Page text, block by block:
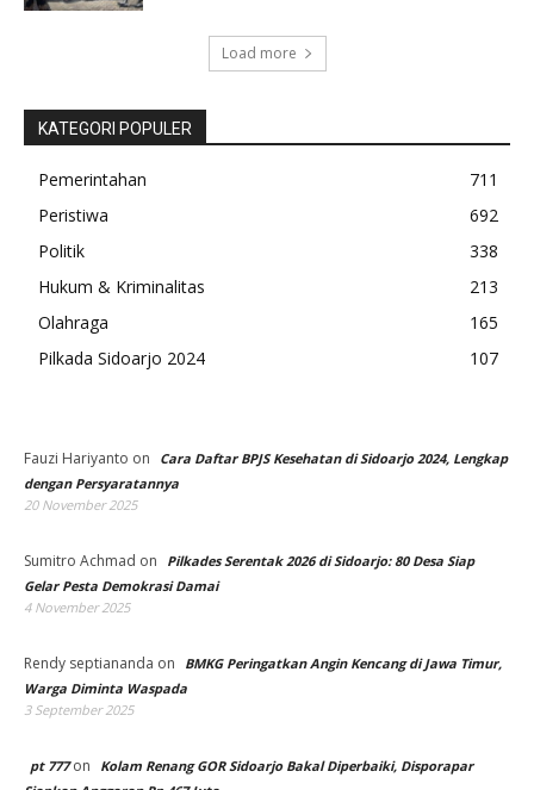
Load more
KATEGORI POPULER
Pemerintahan
711
Peristiwa
692
Politik
338
Hukum & Kriminalitas
213
Olahraga
165
Pilkada Sidoarjo 2024
107
Fauzi Hariyanto on
Cara Daftar BPJS Kesehatan di Sidoarjo 2024, Lengkap
dengan Persyaratannya
20 November 2025
Sumitro Achmad on
Pilkades Serentak 2026 di Sidoarjo: 80 Desa Siap
Gelar Pesta Demokrasi Damai
4 November 2025
Rendy septiananda on
BMKG Peringatkan Angin Kencang di Jawa Timur,
Warga Diminta Waspada
3 September 2025
pt 777on
Kolam Renang GOR Sidoarjo Bakal Diperbaiki, Disporapar